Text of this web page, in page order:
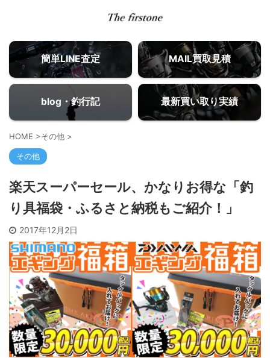
簡単LINE査定 MAIL買取見積
blog・釣行記 最新買い取り実績
HOME >その他 >
その他
楽天スーパーセール、かなりお得な「釣
り具福袋・ふるさと納税もご紹介！」
2017年12月2日